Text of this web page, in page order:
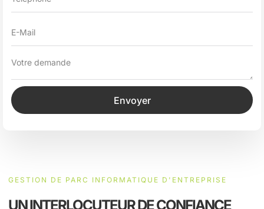
Envoyer
GESTION DE PARC INFORMATIQUE D'ENTREPRISE
UN INTERLOCUTEUR DE CONFIANCE